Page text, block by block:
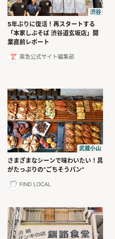
渋谷
5年ぶりに復活！再スタートする
「本家しぶそば 渋谷道玄坂店」開
業直前レポート
東急公式サイト編集部
武蔵小山
さまざまなシーンで味わいたい！具
がたっぷりの“ごちそうパン”
FIND LOCAL